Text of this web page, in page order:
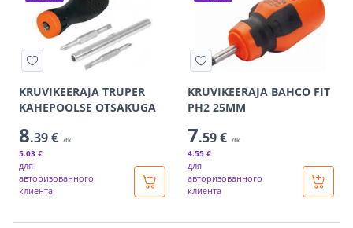
KRUVIKEERAJA TRUPER
KAHEPOOLSE OTSAKUGA
8.39 € /tk
5.03 €
для
авторизованного
клиента
KRUVIKEERAJA BAHCO FIT
PH2 25MM
7.59 € /tk
4.55 €
для
авторизованного
клиента